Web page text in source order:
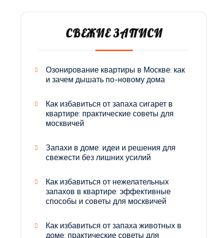
СВЕЖИЕ ЗАПИСИ
Озонирование квартиры в Москве: как
и зачем дышать по-новому дома
Как избавиться от запаха сигарет в
квартире: практические советы для
москвичей
Запахи в доме: идеи и решения для
свежести без лишних усилий
Как избавиться от нежелательных
запахов в квартире: эффективные
способы и советы для москвичей
Как избавиться от запаха животных в
доме: практические советы для